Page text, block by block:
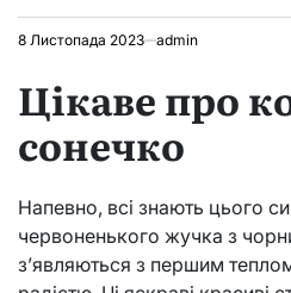
8 Листопада 2023 admin
Цікаве про
сонечко
Напевно, всі знають цього
червоненького жучка з
з’являються з першим